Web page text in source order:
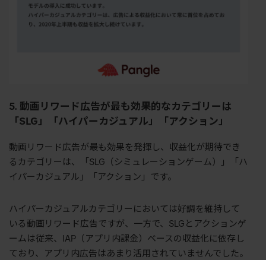
5. 動画リワード広告が最も効果的なカテゴリーは
「SLG」「ハイパーカジュアル」「アクション」
動画リワード広告が最も効果を発揮し、収益化が期待でき
るカテゴリーは、「SLG（シミュレーションゲーム）」「ハ
イパーカジュアル」「アクション」です。
ハイパーカジュアルカテゴリーにおいては好調を維持して
いる動画リワード広告ですが、一方で、SLGとアクションゲ
ームは従来、IAP（アプリ内課金）ベースの収益化に依存し
ており、アプリ内広告はあまり活用されていませんでした。